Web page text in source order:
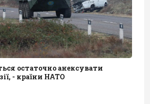
остаточно анексувати
- країни НАТО